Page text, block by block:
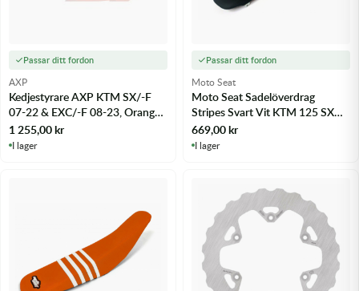
Passar ditt fordon
AXP
Kedjestyrare AXP KTM SX/-F
07-22 & EXC/-F 08-23, Orange -
m.fl.
1 255,00kr
I lager
Passar ditt fordon
Moto Seat
Moto Seat Sadelöverdrag
Stripes Svart Vit KTM 125 SX
16-18 - m.fl.
669,00kr
I lager